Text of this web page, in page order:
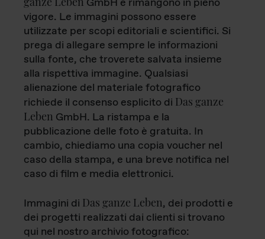
vigore. Le immagini possono essere
utilizzate per scopi editoriali e scientifici. Si
prega di allegare sempre le informazioni
sulla fonte, che troverete salvata insieme
alla rispettiva immagine. Qualsiasi
alienazione del materiale fotografico
richiede il consenso esplicito di Das ganze
Leben GmbH. La ristampa e la
pubblicazione delle foto è gratuita. In
cambio, chiediamo una copia voucher nel
caso della stampa, e una breve notifica nel
caso di film e media elettronici.
Immagini di Das ganze Leben, dei prodotti e
dei progetti realizzati dai clienti si trovano
qui nel nostro archivio fotografico: